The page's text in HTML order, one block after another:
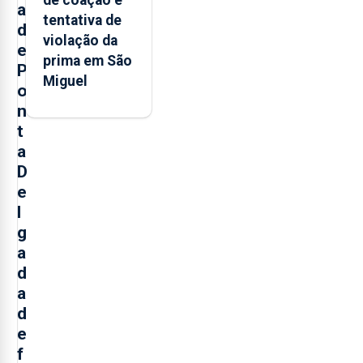
a
d
e
P
o
n
t
a
D
e
l
g
a
d
a
d
e
f
tentativa de
violação da
prima em São
Miguel